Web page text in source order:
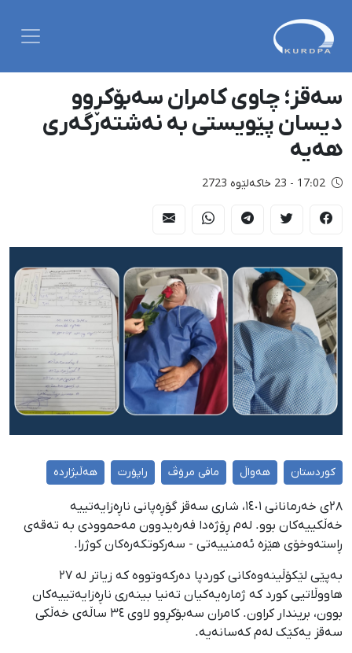
سەقز؛ چاوی کامران سەبۆکڕوو
دیسان پێویستی بە نەشتەرگەری
هەیە
17:02 - 23 خاکەلێوه 2723
کوردستان هەواڵ مافی مرۆڤ راپۆرت هەڵبژاردە
٢٨ی خەرمانانی ١٤٠١، شاری سەقز گۆڕەپانی ناڕەزایەتییە
خەڵکییەکان بوو. لەم ڕۆژەدا فەرەیدوون مەحموودی بە تەقەی
ڕاستەوخۆی هێزە ئەمنییەتی - سەرکوتکەرەکان کوژرا.
بەپێی لێکۆڵینەوەکانی کوردپا دەرکەوتووە کە زیاتر لە ٢٧
هاووڵاتیی کورد کە ژمارەیەکیان تەنیا بینەری ناڕەزایەتییەکان
بوون، بریندار کراون. کامران سەبۆکڕوو لاوی ٣٤ ساڵەی خەڵکی
سەقز یەکێک لەم کەسانەیە.